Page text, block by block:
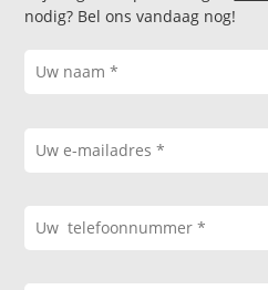
nodig? Bel ons vandaag nog!